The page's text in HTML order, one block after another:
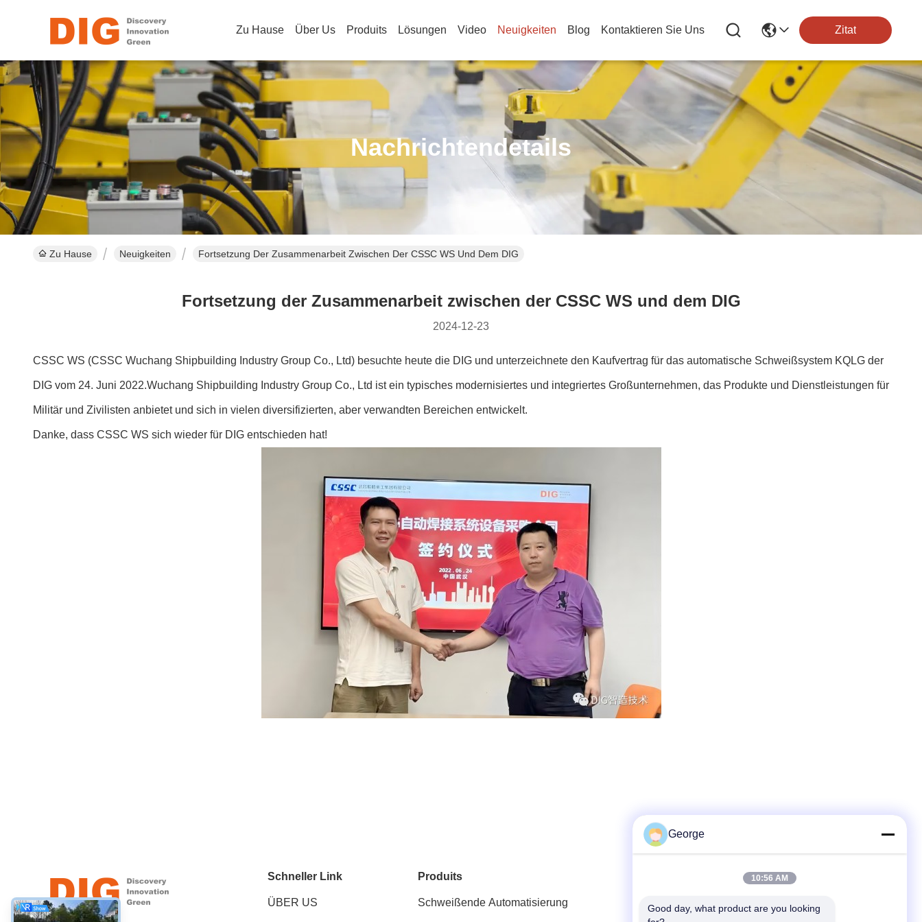
Zu Hause Über Us Produits Lösungen Video Neuigkeiten Blog Kontaktieren Sie Uns Zitat
Nachrichtendetails
Zu Hause Neuigkeiten Fortsetzung Der Zusammenarbeit Zwischen Der CSSC WS Und Dem DIG
Fortsetzung der Zusammenarbeit zwischen der CSSC WS und dem DIG
2024-12-23
CSSC WS (CSSC Wuchang Shipbuilding Industry Group Co., Ltd) besuchte heute die DIG und unterzeichnete den Kaufvertrag für das automatische Schweißsystem KQLG der
DIG vom 24. Juni 2022.Wuchang Shipbuilding Industry Group Co., Ltd ist ein typisches modernisiertes und integriertes Großunternehmen, das Produkte und Dienstleistungen für
Militär und Zivilisten anbietet und sich in vielen diversifizierten, aber verwandten Bereichen entwickelt.
Danke, dass CSSC WS sich wieder für DIG entschieden hat!
Schneller Link
ÜBER US
Produits
Schweißende Automatisierung
Schnelle Kontaktaufnahme
Tel.
George
10:56 AM
Good day, what product are you looking